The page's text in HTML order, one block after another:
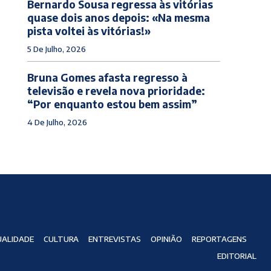
Bernardo Sousa regressa às vitórias
quase dois anos depois: «Na mesma
pista voltei às vitórias!»
5 De Julho, 2026
Bruna Gomes afasta regresso à
televisão e revela nova prioridade:
“Por enquanto estou bem assim”
4 De Julho, 2026
CULTURA ENTREVISTAS OPINIÃO
REPORTAGENS
EDITORIAL